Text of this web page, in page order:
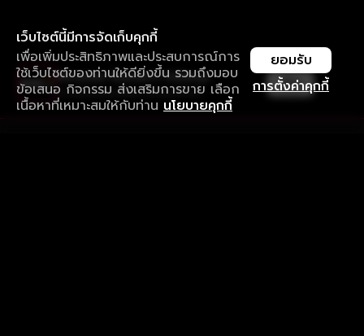
เว็บไซต์นี้มีการจัดเก็บคุกกี้
เพื่อเพิ่มประสิทธิภาพและประสบการณ์การ
ใช้เว็บไซต์ของท่านให้ดียิ่งขึ้น รวมถึงมอบ
ข้อเสนอ กิจกรรม ส่งเสริมการขาย เลือก
เนื้อหาที่เหมาะสมให้กับท่าน นโยบายคุกกี้
การตั้งค่าคุกกี้
ยอมรับ
ใช้งานแอป ลื่นไหลกว่า ไม่มีสะดุด
ดาวน์โหลดแอปเพื่อการรับชมที่ดีกว่า เปิด